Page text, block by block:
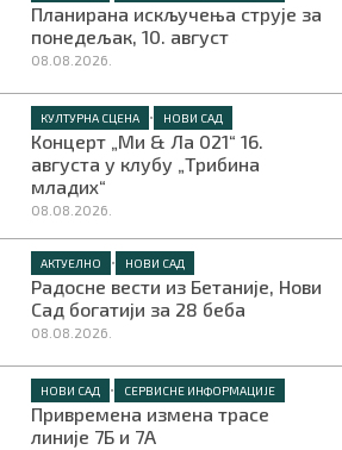
Планирана искључења струје за
понедељак, 10. август
08.08.2026.
КУЛТУРНА СЦЕНА • НОВИ САД
Концерт „Ми & Ла 021“ 16.
августа у клубу „Трибина
младих“
08.08.2026.
АКТУЕЛНО • НОВИ САД
Радосне вести из Бетаније, Нови
Сад богатији за 28 беба
08.08.2026.
НОВИ САД • СЕРВИСНЕ ИНФОРМАЦИЈЕ
Привремена измена трасе
линије 7Б и 7А